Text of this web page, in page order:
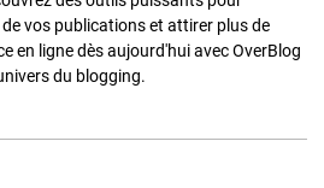
vos publications et attirer plus de
en ligne dès aujourd'hui avec OverBlog
du blogging.